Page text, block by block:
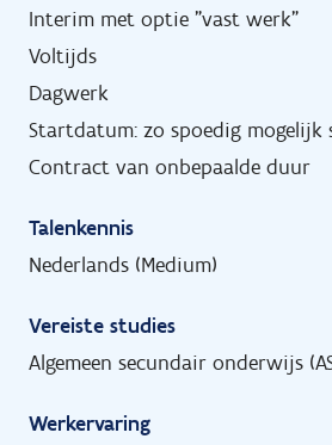
Interim met optie "vast werk"
Voltijds
Dagwerk
Startdatum: zo spoedig mogelijk
Contract van onbepaalde duur
Talenkennis
Nederlands (Medium)
Vereiste studies
Algemeen secundair onderwijs
Werkervaring